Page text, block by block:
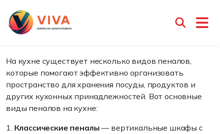
Виды пеналов на кухне
На кухне существует несколько видов пеналов,
которые помогают эффективно организовать
пространство для хранения посуды, продуктов и
других кухонных принадлежностей. Вот основные
виды пеналов на кухне:
1. Классические пеналы — вертикальные шкафы с